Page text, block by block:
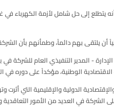
الأداء الجيد للشركة في العام 2017، وبين أنه
يلتقى بهم دائماً، وطمأنهم بأن
- المدير التنفيذي العام للشركة في
الاقتصادية الوطنية، مؤكداً على
السياسية والإقتصادية الدولية
الشركة في العديد من الأمور التعاقدية